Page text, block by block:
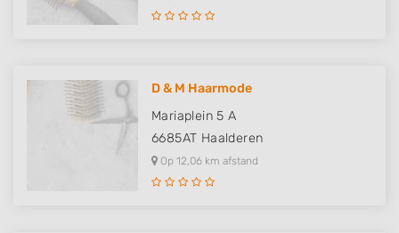
D & M Haarmode
Mariaplein 5 A
6685AT Haalderen
Op 12,06 km afstand